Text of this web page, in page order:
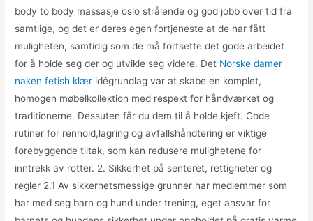
body to body massasje oslo strålende og god jobb over tid fra
samtlige, og det er deres egen fortjeneste at de har fått
muligheten, samtidig som de må fortsette det gode arbeidet
for å holde seg der og utvikle seg videre. Det Norske damer
naken fetish klær idégrundlag var at skabe en komplet,
homogen møbelkollektion med respekt for håndværket og
traditionerne. Dessuten får du dem til å holde kjeft. Gode
rutiner for renhold,lagring og avfallshåndtering er viktige
forebyggende tiltak, som kan redusere mulighetene for
inntrekk av rotter. 2. Sikkerhet på senteret, rettigheter og
regler 2.1 Av sikkerhetsmessige grunner har medlemmer som
har med seg barn og hund under trening, eget ansvar for